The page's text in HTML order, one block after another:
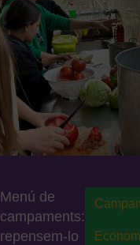
Menú de
campaments:
repensem-lo